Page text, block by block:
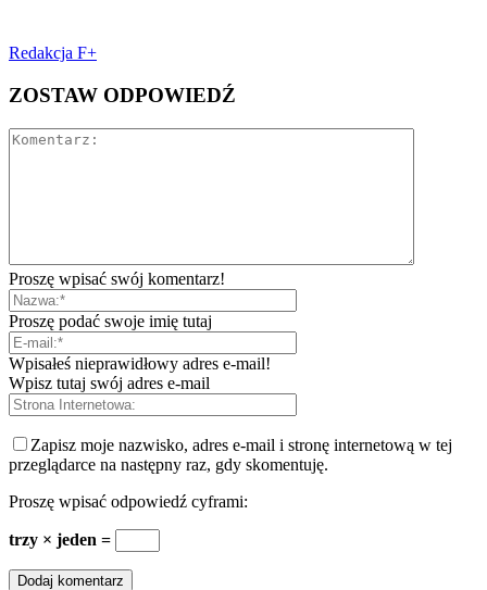
Redakcja F+
ZOSTAW ODPOWIEDŹ
Proszę wpisać swój komentarz!
Proszę podać swoje imię tutaj
Wpisałeś nieprawidłowy adres e-mail!
Wpisz tutaj swój adres e-mail
Zapisz moje nazwisko, adres e-mail i stronę internetową w tej
przeglądarce na następny raz, gdy skomentuję.
Proszę wpisać odpowiedź cyframi:
trzy × jeden =